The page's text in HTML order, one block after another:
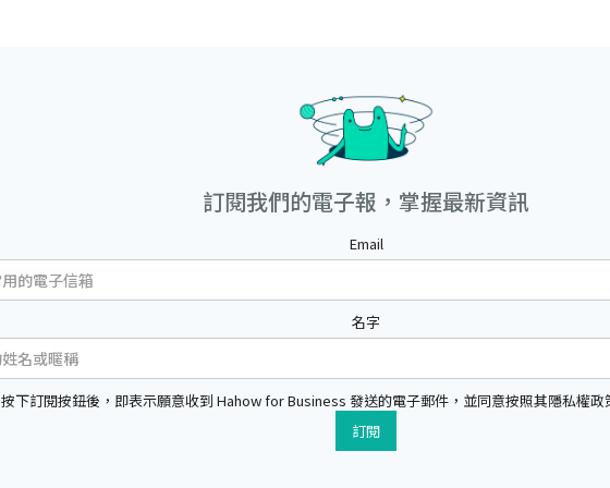
訂閱我們的電子報，掌握最新資訊
Email
名字
按下訂閱按鈕後，即表示願意收到 Hahow for Business 發送的電子郵件，並同意按照其隱私權政